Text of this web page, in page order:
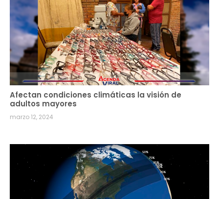
Afectan condiciones climáticas la visión de
adultos mayores
marzo 12, 2024